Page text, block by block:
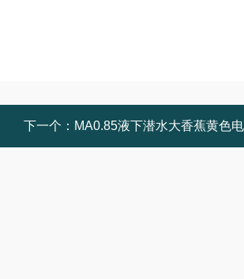
下一个： MA0.85液下潜水大香蕉黄色